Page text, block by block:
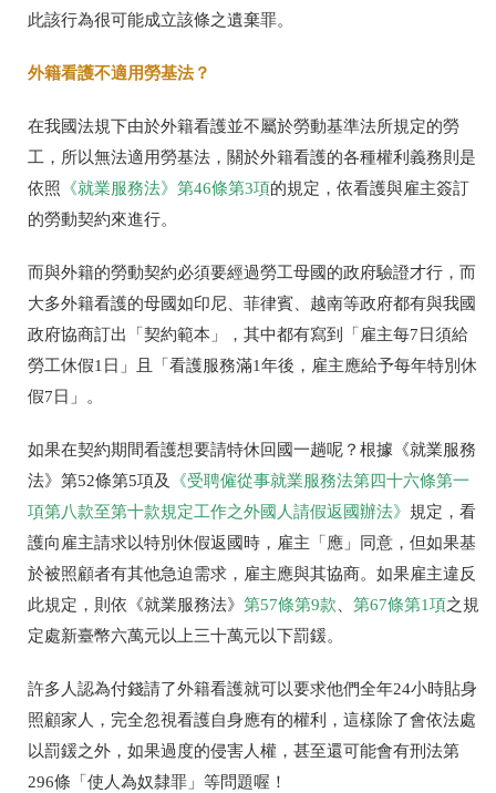
此該行為很可能成立該條之遺棄罪。
外籍看護不適用勞基法？
在我國法規下由於外籍看護並不屬於勞動基準法所規定的勞
工，所以無法適用勞基法，關於外籍看護的各種權利義務則是
依照 《就業服務法》第46條第3項的規定，依看護與雇主簽訂
的勞動契約來進行。
而與外籍的勞動契約必須要經過勞工母國的政府驗證才行，而
大多外籍看護的母國如印尼、菲律賓、越南等政府都有與我國
政府協商訂出「契約範本」，其中都有寫到「雇主每7 日須給
勞工休假1 日」且「看護服務滿1年後，雇主應給予每年特別休
假7 日」。
如果在契約期間看護想要請特休回國一趟呢？根據《就業服務
法》第52條第5項及
《受聘僱從事就業服務法第四十六條第一
項第八款至第十款規定工作之外國人請假返國辦法》 規定，看
護向雇主請求以特別休假返國時，雇主「應」同意，但如果基
於被照顧者有其他急迫需求，雇主應與其協商。如果雇主違反
此規定，則依《就業服務法》 第57條第9款、 第67條第1項之規
定處新臺幣六萬元以上三十萬元以下罰鍰。
許多人認為付錢請了外籍看護就可以要求他們全年24小時貼身
照顧家人，完全忽視看護自身應有的權利，這樣除了會依法處
以罰鍰之外，如果過度的侵害人權，甚至還可能會有刑法第
296條「使人為奴隸罪」等問題喔！